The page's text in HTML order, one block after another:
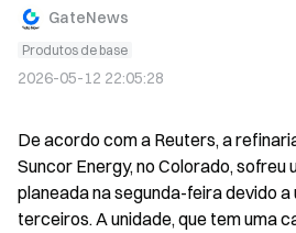
GateNews
Produtos de base
2026-05-12 22:05:28
De acordo com a Reuters, a
Suncor Energy, no Colorado, sofreu
planeada na segunda-feira devido a
terceiros. A unidade, que tem uma